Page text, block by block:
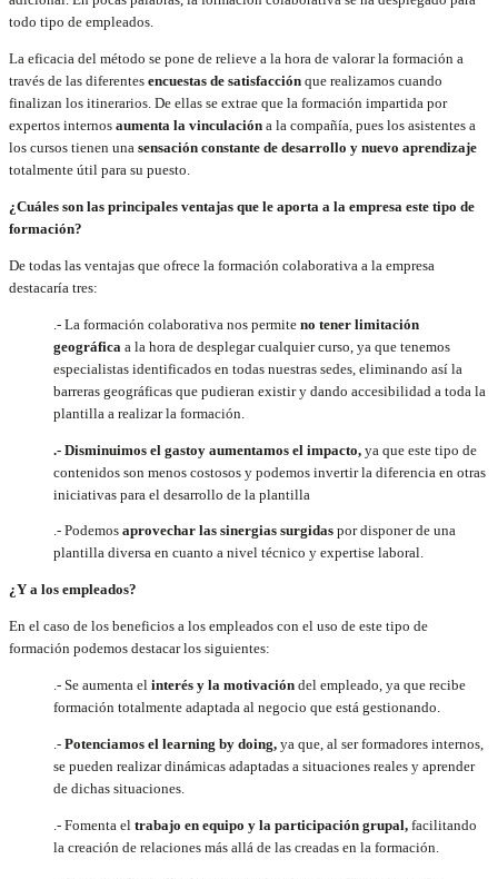
todo tipo de empleados.
La eficacia del método se pone de relieve a la hora de valorar la formación a
través de las diferentes encuestas de satisfacción que realizamos cuando
finalizan los itinerarios. De ellas se extrae que la formación impartida por
expertos internos aumenta la vinculación a la compañía, pues los asistentes a
los cursos tienen una sensación constante de desarrollo y nuevo aprendizaje
totalmente útil para su puesto.
¿Cuáles son las principales ventajas que le aporta a la empresa este tipo de
formación?
De todas las ventajas que ofrece la formación colaborativa a la empresa
destacaría tres:
.- La formación colaborativa nos permite no tener limitación
geográfica a la hora de desplegar cualquier curso, ya que tenemos
especialistas identificados en todas nuestras sedes, eliminando así la
barreras geográficas que pudieran existir y dando accesibilidad a toda la
plantilla a realizar la formación.
.- Disminuimos el gastoy aumentamos el impacto, ya que este tipo de
contenidos son menos costosos y podemos invertir la diferencia en otras
iniciativas para el desarrollo de la plantilla
.- Podemos aprovechar las sinergias surgidas por disponer de una
plantilla diversa en cuanto a nivel técnico y expertise laboral.
¿Y a los empleados?
En el caso de los beneficios a los empleados con el uso de este tipo de
formación podemos destacar los siguientes:
.- Se aumenta el interés y la motivación del empleado, ya que recibe
formación totalmente adaptada al negocio que está gestionando.
.- Potenciamos el learning by doing, ya que, al ser formadores internos,
se pueden realizar dinámicas adaptadas a situaciones reales y aprender
de dichas situaciones.
.- Fomenta el trabajo en equipo y la participación grupal, facilitando
la creación de relaciones más allá de las creadas en la formación.